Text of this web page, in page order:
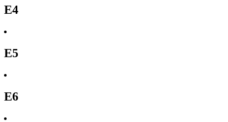
E4
E5
E6